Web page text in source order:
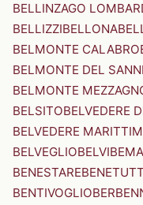
BELLINZAGO
BELLIZZIBELLONA
BELMONTE CALABRO
BELMONTE DEL
BELMONTE
BELSITOBELVEDERE
BELVEDERE
BELVEGLIOBELVIBEMA
BENESTARE
BENTIVOGLIO